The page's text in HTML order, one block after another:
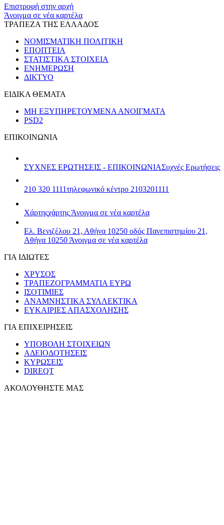
Επιστροφή στην αρχή
Άνοιγμα σε νέα καρτέλα
ΤΡΑΠΕΖΑ ΤΗΣ ΕΛΛΑΔΟΣ
ΝΟΜΙΣΜΑΤΙΚΗ ΠΟΛΙΤΙΚΗ
ΕΠΟΠΤΕΙΑ
ΣΤΑΤΙΣΤΙΚΑ ΣΤΟΙΧΕΙΑ
ΕΝΗΜΕΡΩΣΗ
ΔΙΚΤΥΟ
ΕΙΔΙΚΑ ΘΕΜΑΤΑ
ΜΗ ΕΞΥΠΗΡΕΤΟΥΜΕΝΑ ΑΝΟΙΓΜΑΤΑ
PSD2
ΕΠΙΚΟΙΝΩΝΙΑ
ΣΥΧΝΕΣ ΕΡΩΤΗΣΕΙΣ - ΕΠΙΚΟΙΝΩΝΙΑΣυχνές Ερωτήσεις
210 320 1111τηλεφωνικό κέντρο 2103201111
Χάρτηςχάρτης Άνοιγμα σε νέα καρτέλα
Ελ. Βενιζέλου 21, Αθήνα 10250 οδός Πανεπιστημίου 21,
Αθήνα 10250 Άνοιγμα σε νέα καρτέλα
ΓΙΑ ΙΔΙΩΤΕΣ
ΧΡΥΣΟΣ
ΤΡΑΠΕΖΟΓΡΑΜΜΑΤΙΑ ΕΥΡΩ
ΙΣΟΤΙΜΙΕΣ
ΑΝΑΜΝΗΣΤΙΚΑ ΣΥΛΛΕΚΤΙΚΑ
ΕΥΚΑΙΡΙΕΣ ΑΠΑΣΧΟΛΗΣΗΣ
ΓΙΑ ΕΠΙΧΕΙΡΗΣΕΙΣ
ΥΠΟΒΟΛΗ ΣΤΟΙΧΕΙΩΝ
ΑΔΕΙΟΔΟΤΗΣΕΙΣ
ΚΥΡΩΣΕΙΣ
DIREQT
ΑΚΟΛΟΥΘΗΣΤΕ ΜΑΣ